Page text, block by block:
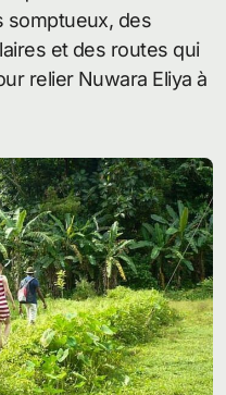
somptueux, des
et des routes qui
relier Nuwara Eliya à